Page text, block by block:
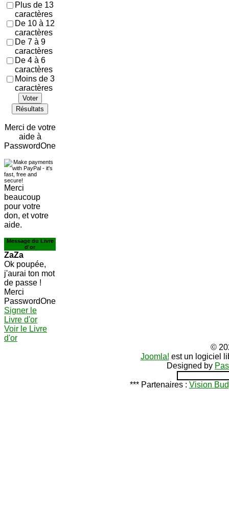
Plus de 13
caractères
De 10 à 12
caractères
De 7 à 9
caractères
De 4 à 6
caractères
Moins de 3
caractères
Voter
Résultats
Merci de votre
aide à
PasswordOne
Merci
beaucoup
pour votre
don, et votre
aide.
Message du Livre
d'or
ZaZa
Ok poupée,
j'aurai ton mot
de passe !
Merci
PasswordOne
Signer le
Livre d'or
Voir le Livre
d'or
©
Joomla! est un logiciel
Designed by
*** Partenaires : Vision